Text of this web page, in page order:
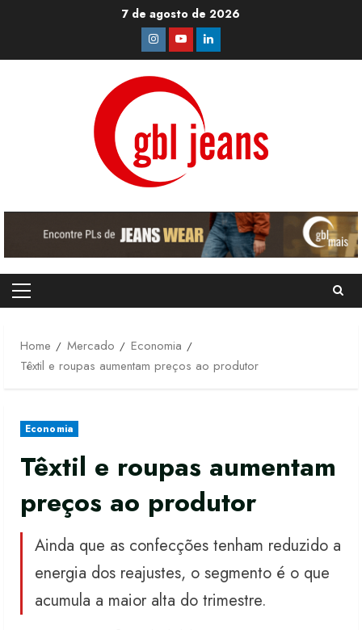
7 de agosto de 2026
Instagram
YoutubeLinkedin
Primary
Home
Mercado
Economia
Têxtil e roupas aumentam preços ao produtor
Economia
Têxtil e roupas aumentam
preços ao produtor
Ainda que as confecções tenham reduzido a
energia dos reajustes, o segmento é o que
acumula a maior alta do trimestre.